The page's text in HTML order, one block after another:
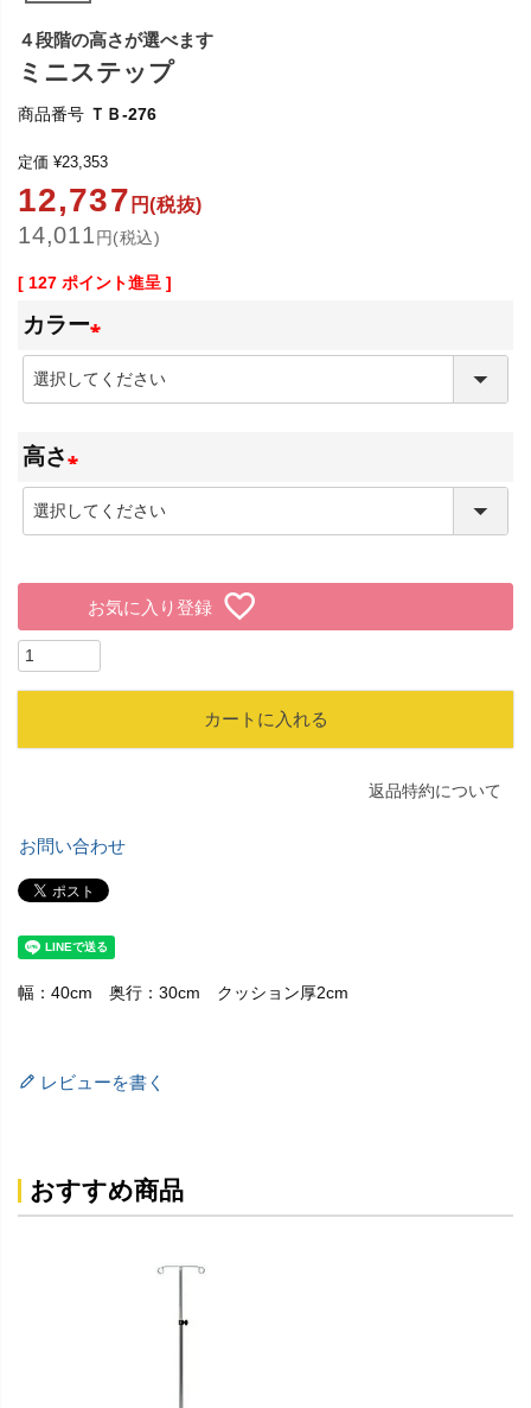
４段階の高さが選べます
ミニステップ
商品番号 ＴＢ-276
定価 ¥23,353
12,737 円(税抜)
14,011 円(税込)
[ 127 ポイント進呈 ]
カラー
(
)
高さ
(
須
)
お気に入り登録
カートに入れる
返品特約について
お問い合わせ
幅：40cm 奥行：30cm クッション厚2cm
レビューを書く
おすすめ商品